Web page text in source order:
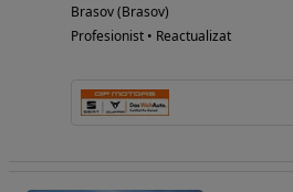
Brasov (Brasov)
Profesionist • Reactualizat